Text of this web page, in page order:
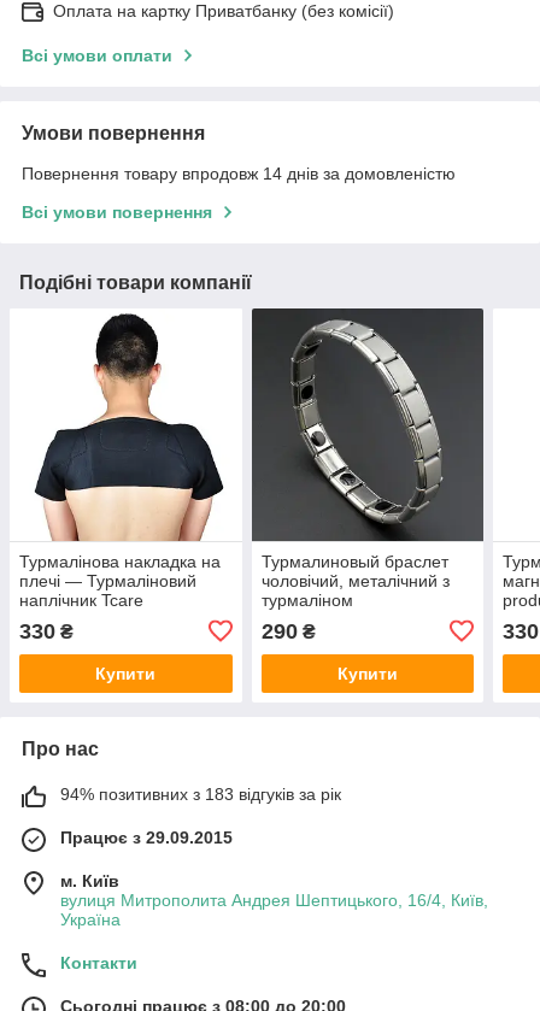
Оплата на картку Приватбанку (без комісії)
Всі умови оплати
Умови повернення
Повернення товару впродовж 14 днів за домовленістю
Всі умови повернення
Подібні товари компанії
Турмалінова накладка на
плечі — Турмаліновий
наплічник Tcare
330 ₴
Купити
Турмалиновый браслет
чоловічий, металічний з
турмаліном
290₴
Купити
330
Про нас
94% позитивних з 183 відгуків за рік
Працює з 29.09.2015
м. Київ
вулиця Митрополита Андрея Шептицького, 16/4, Київ,
Україна
Контакти
Сьогодні працює з 08:00 до 20:00